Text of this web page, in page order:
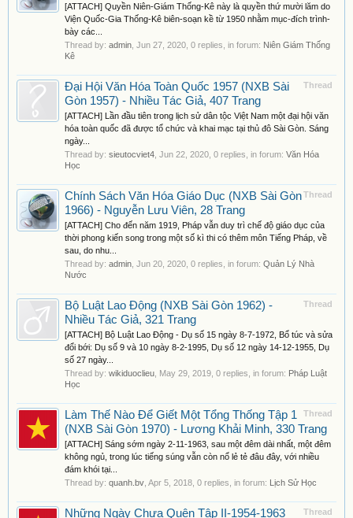
[ATTACH] Quyền Niên-Giám Thống-Kê này là quyền thứ mười lăm do
Viện Quốc-Gia Thống-Kê biên-soạn kề từ 1950 nhằm mục-đích trình-
bày các...
Thread by: admin Jun 27, 2020 , 0 replies, in forum: Niên Giám Thống
Kê
Thread
Đại Hội Văn Hóa Toàn Quốc 1957 (NXB Sài
Gòn 1957) - Nhiều Tác Giả, 407 Trang
[ATTACH] Lần đầu tiên trong lịch sử dân tộc Việt Nam một đại hội văn
hóa toàn quốc đã được tổ chức và khai mạc tại thủ đô Sài Gòn. Sáng
ngày...
Thread by: sieutocviet4 Jun 22, 2020 , 0 replies, in forum: Văn Hóa
Học
Thread
Chính Sách Văn Hóa Giáo Dục (NXB Sài Gòn
1966) - Nguyễn Lưu Viên, 28 Trang
[ATTACH] Cho đến năm 1919, Pháp vẫn duy trì chế độ giáo dục của
thời phong kiến song trong một số kì thi có thêm môn Tiếng Pháp, về
sau, do nhu...
Thread by: admin Jun 20, 2020 , 0 replies, in forum: Quản Lý Nhà
Nước
Thread
Bộ Luật Lao Động (NXB Sài Gòn 1962) -
Nhiều Tác Giả, 321 Trang
[ATTACH] Bộ Luật Lao Động - Dụ số 15 ngày 8-7-1972, Bổ túc và sửa
đổi bới: Dụ số 9 và 10 ngày 8-2-1995, Dụ số 12 ngày 14-12-1955, Dụ
số 27 ngày...
Thread by: wikiduoclieu May 29, 2019 , 0 replies, in forum: Pháp Luật
Học
Thread
Làm Thế Nào Để Giết Một Tổng Thống Tập 1
(NXB Sài Gòn 1970) - Lương Khải Minh, 330 Trang
[ATTACH] Sáng sớm ngày 2-11-1963, sau một đêm dài nhất, một đêm
không ngủ, trong lúc tiếng súng vẫn còn nổ lẻ tẻ đâu đây, với nhiều
đám khói tại...
Thread by: quanh.bv Apr 5, 2018 , 0 replies, in forum: Lịch Sử Học
Thread
Những Ngày Chưa Quên Tập II-1954-1963